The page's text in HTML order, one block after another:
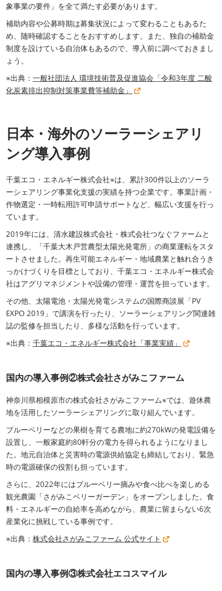
象事業の要件」を全て満たす必要があります。
補助内容や公募時期は募集状況によって変わることもあるた
め、随時確認することをおすすめします。また、独自の補助金
制度を設けている自治体もあるので、導入前に調べておきまし
ょう。
※出典： 一般社団法人 環境技術普及促進協会「令和3年度 二酸
化炭素排出抑制対策事業費等補助金」
日本・海外のソーラーシェアリ
ング導入事例
千葉エコ・エネルギー株式会社※は、累計300件以上のソーラ
ーシェアリング事業化支援の実績を持つ企業です。事業計画・
作物選定・一時転用許可申請サポートなど、幅広い支援を行っ
ています。
2019年には、清水建設株式会社・株式会社つなぐファームと
連携し、「千葉大木戸営農型太陽光発電所」の商業運転をスタ
ートさせました。再生可能エネルギー・地域農業と触れ合うき
っかけづくりを目標としており、千葉エコ・エネルギー株式会
社はアグリマネジメントや設備の管理・運営を担っています。
その他、太陽電池・太陽光発電システムの国際商談展「PV
EXPO 2019」で講演を行ったり、ソーラーシェアリング関連雑
誌の監修を担当したり、多様な活動を行っています。
※出典： 千葉エコ・エネルギー株式会社「事業実績」
国内の導入事例②株式会社さがみこファーム
神奈川県相模原市の株式会社さがみこファーム※では、遊休農
地を活用したソーラーシェアリングに取り組んでいます。
ブルーベリーなどの果樹を育てる農地に約270kWの発電設備を
設置し、一般家庭約80軒分の電力を得られるようになりまし
た。地元自治体と災害時の電源供給協定も締結しており、緊急
時の電源確保の役割も担っています。
さらに、2022年にはブルーベリー摘みや食べ比べを楽しめる
観光農園「さがみこベリーガーデン」をオープンしました。食
料・エネルギーの自給率を高めながら、農業に留まらない6次
産業化に挑戦している事例です。
※出典： 株式会社さがみこファーム 公式サイト
国内の導入事例③株式会社エコスマイル